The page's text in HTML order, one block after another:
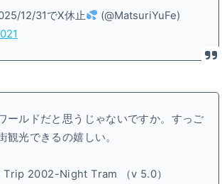
12/31でX休止
(@MatsuriYuFe)
ールドだと思うじゃないですか。すっご
観光できるの嬉しい。
2002-Night Tram （v 5․0）